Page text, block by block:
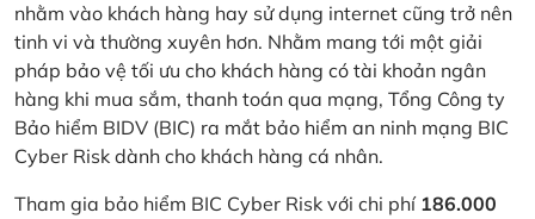
nhằm vào khách hàng hay sử dụng internet cũng trở nên
tinh vi và thường xuyên hơn. Nhằm mang tới một giải
pháp bảo vệ tối ưu cho khách hàng có tài khoản ngân
hàng khi mua sắm, thanh toán qua mạng, Tổng Công ty
Bảo hiểm BIDV (BIC) ra mắt bảo hiểm an ninh mạng BIC
Cyber Risk dành cho khách hàng cá nhân.
Tham gia bảo hiểm BIC Cyber Risk với chi phí 186.000